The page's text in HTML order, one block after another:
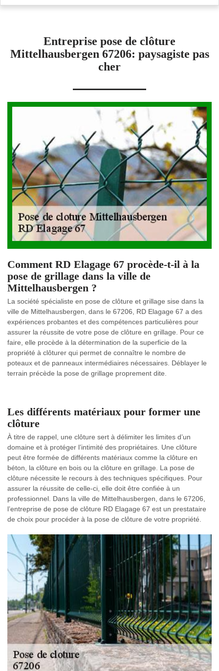
Entreprise pose de clôture
Mittelhausbergen 67206: paysagiste pas
cher
Comment RD Elagage 67 procède-t-il à la
pose de grillage dans la ville de
Mittelhausbergen ?
La société spécialiste en pose de clôture et grillage sise dans la
ville de Mittelhausbergen, dans le 67206, RD Elagage 67 a des
expériences probantes et des compétences particulières pour
assurer la réussite de votre pose de clôture en grillage. Pour ce
faire, elle procède à la détermination de la superficie de la
propriété à clôturer qui permet de connaître le nombre de
poteaux et de panneaux intermédiaires nécessaires. Déblayer le
terrain précède la pose de grillage proprement dite.
Les différents matériaux pour former une
clôture
À titre de rappel, une clôture sert à délimiter les limites d’un
domaine et à protéger l’intimité des propriétaires. Une clôture
peut être formée de différents matériaux comme la clôture en
béton, la clôture en bois ou la clôture en grillage. La pose de
clôture nécessite le recours à des techniques spécifiques. Pour
assurer la réussite de celle-ci, elle doit être confiée à un
professionnel. Dans la ville de Mittelhausbergen, dans le 67206,
l’entreprise de pose de clôture RD Elagage 67 est un prestataire
de choix pour procéder à la pose de clôture de votre propriété.